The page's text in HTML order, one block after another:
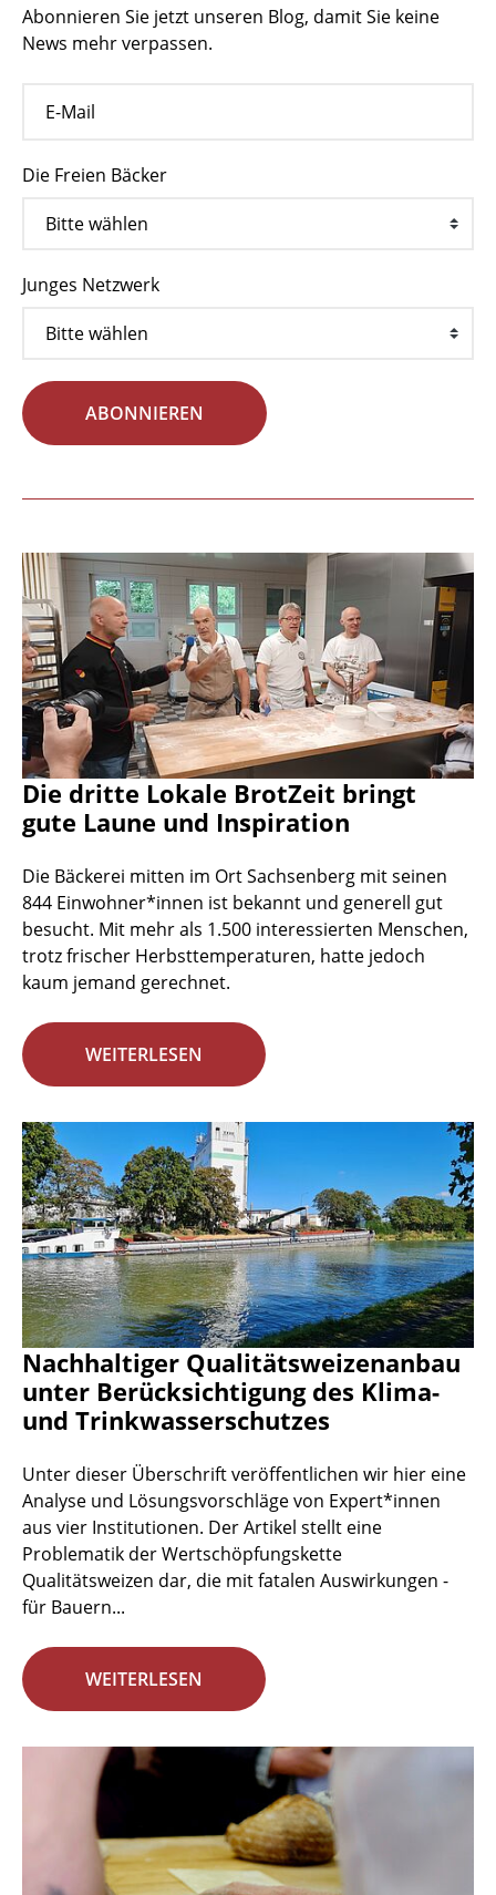
Abonnieren Sie jetzt unseren Blog, damit Sie keine
News mehr verpassen.
Die Freien Bäcker
Junges Netzwerk
ABONNIEREN
Die dritte Lokale BrotZeit bringt
gute Laune und Inspiration
Die Bäckerei mitten im Ort Sachsenberg mit seinen
844 Einwohner*innen ist bekannt und generell gut
besucht. Mit mehr als 1.500 interessierten Menschen,
trotz frischer Herbsttemperaturen, hatte jedoch
kaum jemand gerechnet.
WEITERLESEN
Nachhaltiger Qualitätsweizenanbau
unter Berücksichtigung des Klima-
und Trinkwasserschutzes
Unter dieser Überschrift veröffentlichen wir hier eine
Analyse und Lösungsvorschläge von Expert*innen
aus vier Institutionen. Der Artikel stellt eine
Problematik der Wertschöpfungskette
Qualitätsweizen dar, die mit fatalen Auswirkungen -
für Bauern...
WEITERLESEN